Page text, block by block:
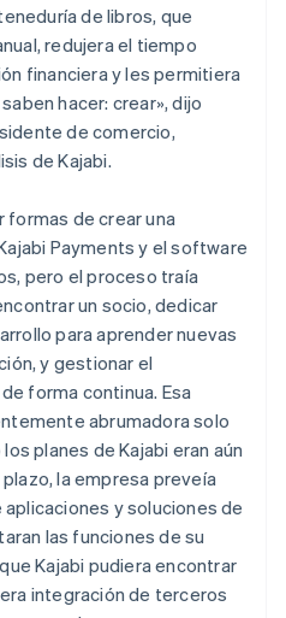
de libros, que
redujera el tiempo
financiera y les permitiera
hacer: crear», dijo
de comercio,
de Kajabi.
formas de crear una
Payments y el software
pero el proceso traía
un socio, dedicar
para aprender nuevas
y gestionar el
forma continua. Esa
abrumadora solo
planes de Kajabi eran aún
la empresa preveía
y soluciones de
las funciones de su
Kajabi pudiera encontrar
integración de terceros